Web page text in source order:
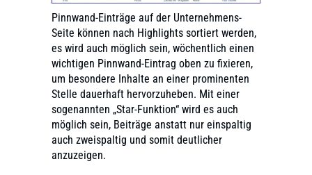
Pinnwand-Einträge auf der Unternehmens-
Seite können nach Highlights sortiert werden,
es wird auch möglich sein, wöchentlich einen
wichtigen Pinnwand-Eintrag oben zu fixieren,
um besondere Inhalte an einer prominenten
Stelle dauerhaft hervorzuheben. Mit einer
sogenannten „Star-Funktion“ wird es auch
möglich sein, Beiträge anstatt nur einspaltig
auch zweispaltig und somit deutlicher
anzuzeigen.